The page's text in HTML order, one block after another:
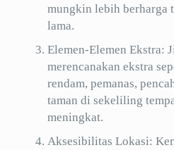
mungkin lebih berharga
lama.
Elemen-Elemen Ekstra:
merencanakan ekstra
rendam, pemanas,
taman di sekeliling
meningkat.
Aksesibilitas Lokasi: